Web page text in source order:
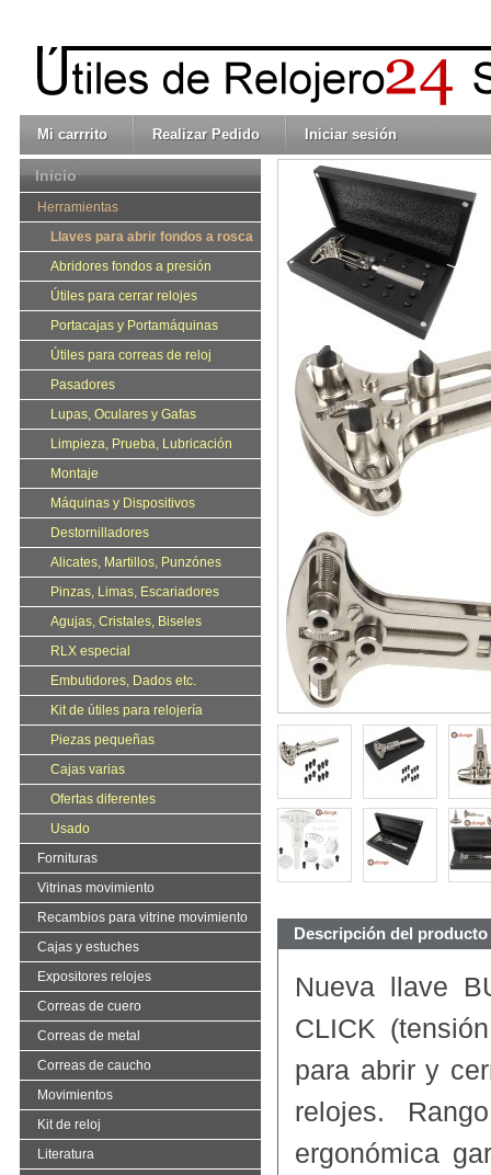
Mi carrrito Realizar Pedido Iniciar sesión
Descripción del producto
Nueva llave
CLICK
para abrir y
relojes.
ergonómica
Inicio
Herramientas
Llaves para abrir fondos a rosca
Abridores fondos a presión
Útiles para cerrar relojes
Portacajas y Portamáquinas
Útiles para correas de reloj
Pasadores
Lupas, Oculares y Gafas
Limpieza, Prueba, Lubricación
Montaje
Máquinas y Dispositivos
Destornilladores
Alicates, Martillos, Punzónes
Pinzas, Limas, Escariadores
Agujas, Cristales, Biseles
RLX especial
Embutidores, Dados etc.
Kit de útiles para relojería
Piezas pequeñas
Cajas varias
Ofertas diferentes
Usado
Fornituras
Vitrinas movimiento
Recambios para vitrine movimiento
Cajas y estuches
Expositores relojes
Correas de cuero
Correas de metal
Correas de caucho
Movimientos
Kit de reloj
Literatura